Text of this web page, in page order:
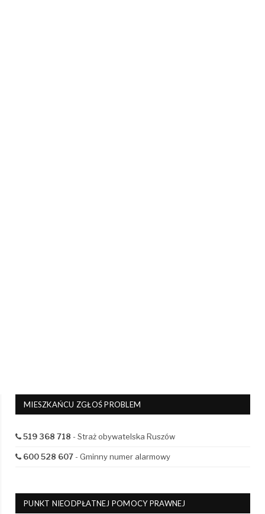
MIESZKAŃCU ZGŁOŚ PROBLEM
519 368 718 - Straż obywatelska Ruszów
600 528 607- Gminny numer alarmowy
PUNKT NIEODPŁATNEJ POMOCY PRAWNEJ